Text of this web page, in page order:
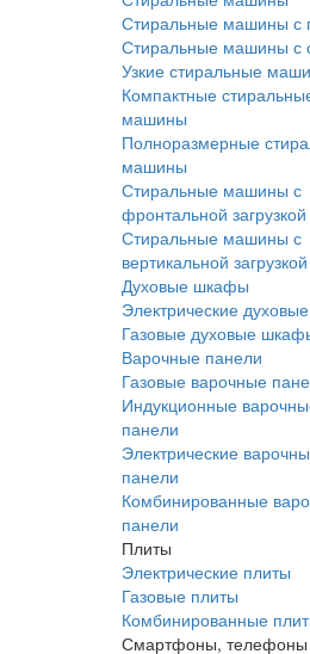
Стиральные машины с
Стиральные машины с
Узкие стиральные
Компактные
машины
Полноразмерные
машины
Стиральные машины с
фронтальной загрузкой
Стиральные машины с
вертикальной загрузкой
Духовые шкафы
Электрические
Газовые духовые
Варочные панели
Газовые варочные
Индукционные
панели
Электрические
панели
Комбинированные
панели
Плиты
Электрические плиты
Газовые плиты
Комбинированные
Смартфоны, телефоны